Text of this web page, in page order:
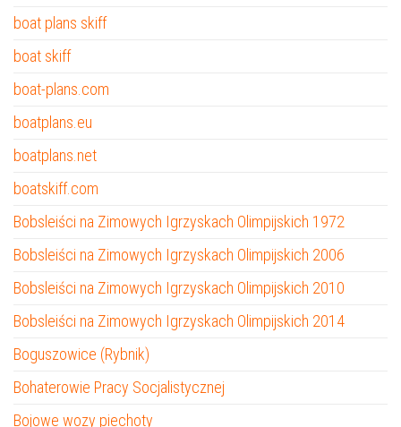
boat plans skiff
boat skiff
boat-plans.com
boatplans.eu
boatplans.net
boatskiff.com
Bobsleiści na Zimowych Igrzyskach Olimpijskich 1972
Bobsleiści na Zimowych Igrzyskach Olimpijskich 2006
Bobsleiści na Zimowych Igrzyskach Olimpijskich 2010
Bobsleiści na Zimowych Igrzyskach Olimpijskich 2014
Boguszowice (Rybnik)
Bohaterowie Pracy Socjalistycznej
Bojowe wozy piechoty